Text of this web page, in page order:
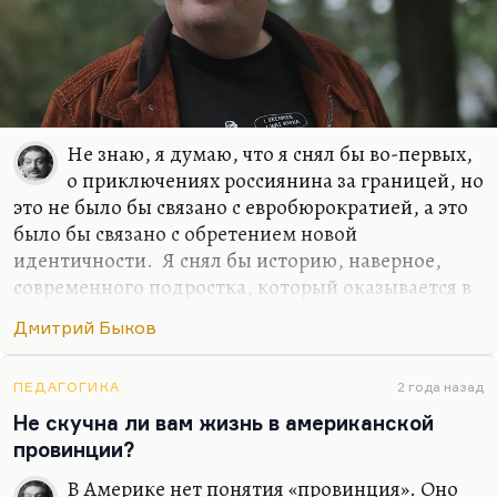
Не знаю, я думаю, что я снял бы во-первых,
о приключениях россиянина за границей, но
это не было бы связано с евробюрократией, а это
было бы связано с обретением новой
идентичности. Я снял бы историю, наверное,
современного подростка, который оказывается в
отвоевать себе место. И я, наверное, снял бы
сожалению, любовных историй в современной
России в современном кино. Понимаете, всех
ведь обычно занимает история гендерной
идентичности, которая, по-моему, совсем
Дмитрий Быков
ПЕДАГОГИКА 2 года назад
Не скучна ли вам жизнь в американской
провинции?
В Америке нет понятия «провинция». Оно